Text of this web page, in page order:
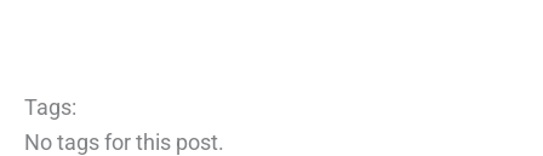
Tags:
No tags for this post.